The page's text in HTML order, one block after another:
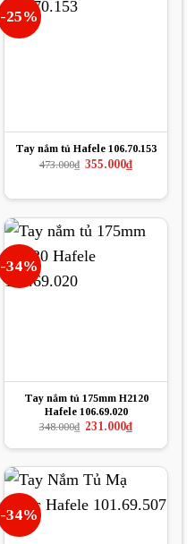
-25%
Tay nắm tủ Hafele 106.70.153
473.000₫ Giá
355.000₫Giá
hiện
-34%
Tay nắm tủ 175mm H2120
Hafele 106.69.020
348.000₫ Giá
là:
231.000₫Giá
hiện
tại
231.000₫.
-34%